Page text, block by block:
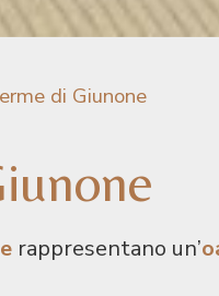
di Giunone
rappresentano un’